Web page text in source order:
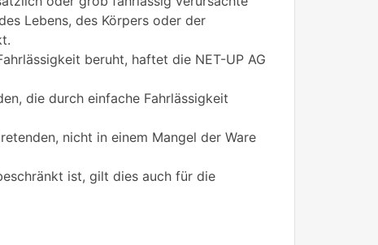
Lebens, des Körpers oder der
beruht, haftet die NET-UP AG
die durch einfache Fahrlässigkeit
nicht in einem Mangel der Ware
ist, gilt dies auch für die